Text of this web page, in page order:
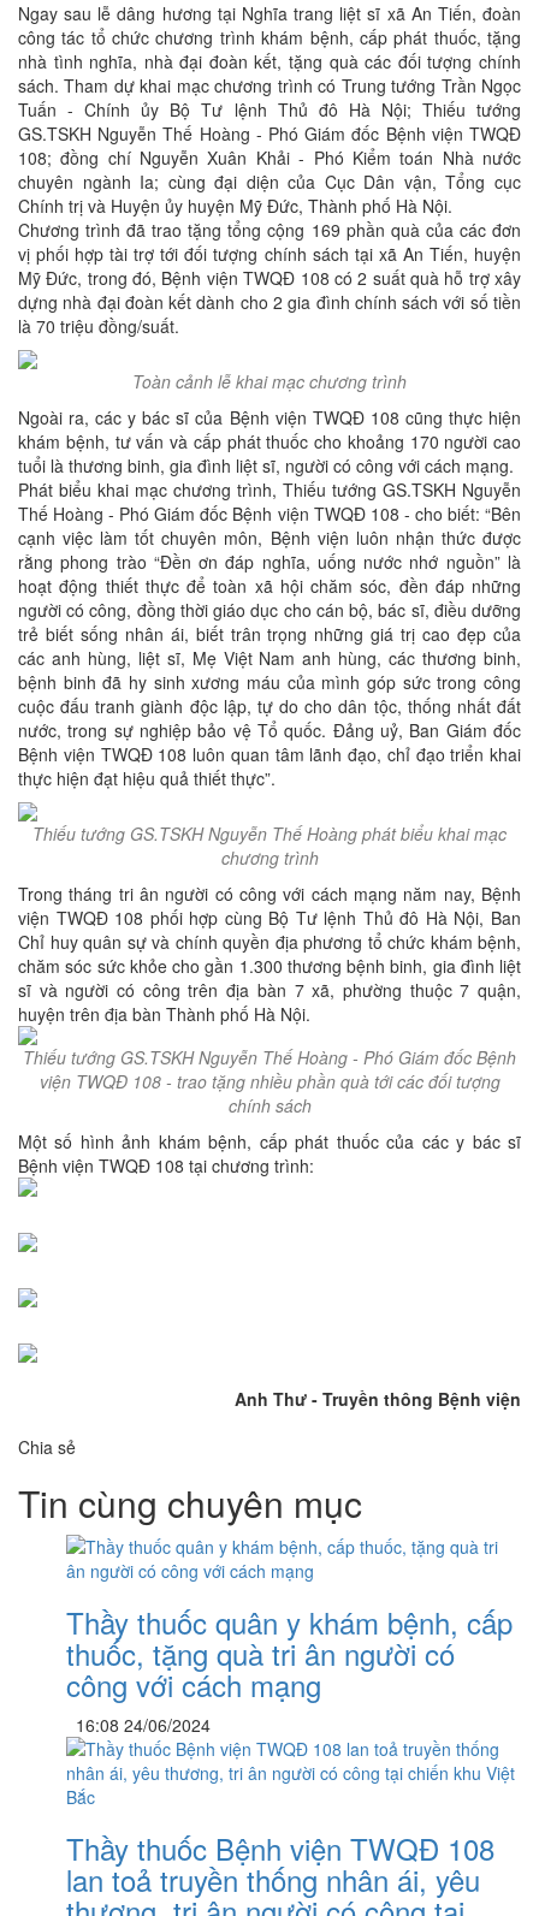
Ngay sau lễ dâng hương tại Nghĩa trang liệt sĩ xã An Tiến, đoàn
công tác tổ chức chương trình khám bệnh, cấp phát thuốc, tặng
nhà tình nghĩa, nhà đại đoàn kết, tặng quà các đối tượng chính
sách. Tham dự khai mạc chương trình có Trung tướng Trần Ngọc
Tuấn - Chính ủy Bộ Tư lệnh Thủ đô Hà Nội; Thiếu tướng
GS.TSKH Nguyễn Thế Hoàng - Phó Giám đốc Bệnh viện TWQĐ
108; đồng chí Nguyễn Xuân Khải - Phó Kiểm toán Nhà nước
chuyên ngành Ia; cùng đại diện của Cục Dân vận, Tổng cục
Chính trị và Huyện ủy huyện Mỹ Đức, Thành phố Hà Nội.
Chương trình đã trao tặng tổng cộng 169 phần quà của các đơn
vị phối hợp tài trợ tới đối tượng chính sách tại xã An Tiến, huyện
Mỹ Đức, trong đó, Bệnh viện TWQĐ 108 có 2 suất quà hỗ trợ xây
dựng nhà đại đoàn kết dành cho 2 gia đình chính sách với số tiền
là 70 triệu đồng/suất.
Toàn cảnh lễ khai mạc chương trình
Ngoài ra, các y bác sĩ của Bệnh viện TWQĐ 108 cũng thực hiện
khám bệnh, tư vấn và cấp phát thuốc cho khoảng 170 người cao
tuổi là thương binh, gia đình liệt sĩ, người có công với cách mạng.
Phát biểu khai mạc chương trình, Thiếu tướng GS.TSKH Nguyễn
Thế Hoàng - Phó Giám đốc Bệnh viện TWQĐ 108 - cho biết: “Bên
cạnh việc làm tốt chuyên môn, Bệnh viện luôn nhận thức được
rằng phong trào “Đền ơn đáp nghĩa, uống nước nhớ nguồn” là
hoạt động thiết thực để toàn xã hội chăm sóc, đền đáp những
người có công, đồng thời giáo dục cho cán bộ, bác sĩ, điều dưỡng
trẻ biết sống nhân ái, biết trân trọng những giá trị cao đẹp của
các anh hùng, liệt sĩ, Mẹ Việt Nam anh hùng, các thương binh,
bệnh binh đã hy sinh xương máu của mình góp sức trong công
cuộc đấu tranh giành độc lập, tự do cho dân tộc, thống nhất đất
nước, trong sự nghiệp bảo vệ Tổ quốc. Đảng uỷ, Ban Giám đốc
Bệnh viện TWQĐ 108 luôn quan tâm lãnh đạo, chỉ đạo triển khai
thực hiện đạt hiệu quả thiết thực”.
Thiếu tướng GS.TSKH Nguyễn Thế Hoàng phát biểu khai mạc
chương trình
Trong tháng tri ân người có công với cách mạng năm nay, Bệnh
viện TWQĐ 108 phối hợp cùng Bộ Tư lệnh Thủ đô Hà Nội, Ban
Chỉ huy quân sự và chính quyền địa phương tổ chức khám bệnh,
chăm sóc sức khỏe cho gần 1.300 thương bệnh binh, gia đình liệt
sĩ và người có công trên địa bàn 7 xã, phường thuộc 7 quận,
huyện trên địa bàn Thành phố Hà Nội.
Thiếu tướng GS.TSKH Nguyễn Thế Hoàng - Phó Giám đốc Bệnh
viện TWQĐ 108 - trao tặng nhiều phần quà tới các đối tượng
chính sách
Một số hình ảnh khám bệnh, cấp phát thuốc của các y bác sĩ
Bệnh viện TWQĐ 108 tại chương trình:
Anh Thư - Truyền thông Bệnh viện
Chia sẻ
Tin cùng chuyên mục
Thầy thuốc quân y khám bệnh, cấp
thuốc, tặng quà tri ân người có
công với cách mạng
16:08 24/06/2024
Thầy thuốc Bệnh viện TWQĐ 108
lan toả truyền thống nhân ái, yêu